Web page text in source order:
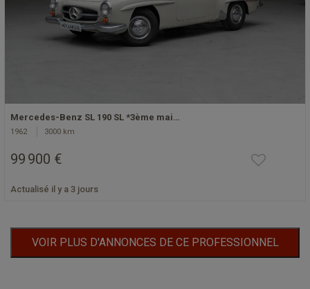
Mercedes-Benz SL 190 SL *3ème mai…
1962 3000 km
99 900 €
Actualisé il y a 3 jours
VOIR PLUS D'ANNONCES DE CE PROFESSIONNEL